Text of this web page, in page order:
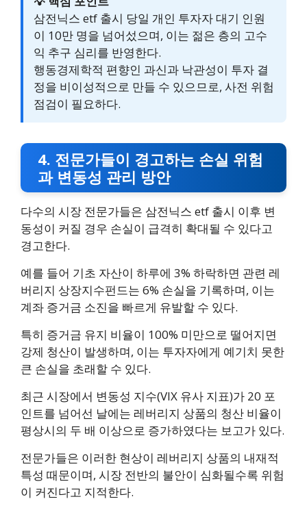
삼전닉스 etf 출시 당일 개인 투자자 대기 인원
이 10만 명을 넘어섰으며, 이는 젊은 층의 고수
익 추구 심리를 반영한다.
행동경제학적 편향인 과신과 낙관성이 투자 결
정을 비이성적으로 만들 수 있으므로, 사전 위험
점검이 필요하다.
4. 전문가들이 경고하는 손실 위험
과 변동성 관리 방안
다수의 시장 전문가들은 삼전닉스 etf 출시 이후 변
동성이 커질 경우 손실이 급격히 확대될 수 있다고
경고한다.
예를 들어 기초 자산이 하루에 3% 하락하면 관련 레
버리지 상장지수펀드는 6% 손실을 기록하며, 이는
계좌 증거금 소진을 빠르게 유발할 수 있다.
특히 증거금 유지 비율이 100% 미만으로 떨어지면
강제 청산이 발생하며, 이는 투자자에게 예기치 못한
큰 손실을 초래할 수 있다.
최근 시장에서 변동성 지수(VIX 유사 지표)가 20 포
인트를 넘어선 날에는 레버리지 상품의 청산 비율이
평상시의 두 배 이상으로 증가하였다는 보고가 있다.
전문가들은 이러한 현상이 레버리지 상품의 내재적
특성 때문이며, 시장 전반의 불안이 심화될수록 위험
이 커진다고 지적한다.